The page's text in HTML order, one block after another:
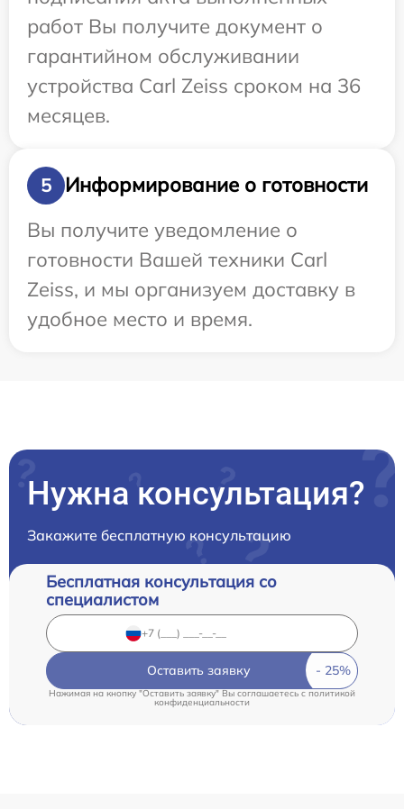
работ Вы получите документ о
гарантийном обслуживании
устройства Carl Zeiss сроком на 36
месяцев.
5
Информирование о готовности
Вы получите уведомление о
готовности Вашей техники Carl
Zeiss, и мы организуем доставку в
удобное место и время.
Нужна консультация?
Закажите бесплатную консультацию
Бесплатная консультация со
специалистом
Оставить заявку
Нажимая на кнопку "Оставить заявку" Вы соглашаетесь cполитикой
конфиденциальности